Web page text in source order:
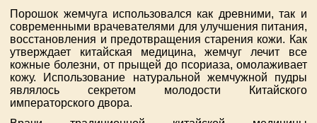
Порошок жемчуга использовался как древними, так и
современными врачевателями для улучшения питания,
восстановления и предотвращения старения кожи. Как
утверждает китайская медицина, жемчуг лечит все
кожные болезни, от прыщей до псориаза, омолаживает
кожу. Использование натуральной жемчужной пудры
являлось секретом молодости Китайского
императорского двора.